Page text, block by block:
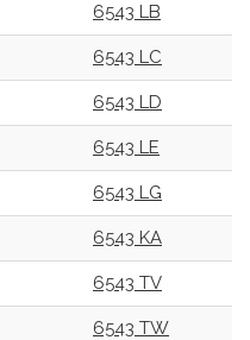
6543 LB
6543 LC
6543 LD
6543 LE
6543 LG
6543 KA
6543 TV
6543 TW